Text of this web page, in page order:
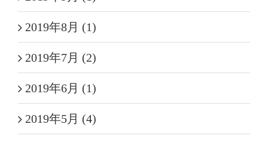
2019年8月 (1)
2019年7月 (2)
2019年6月 (1)
2019年5月 (4)